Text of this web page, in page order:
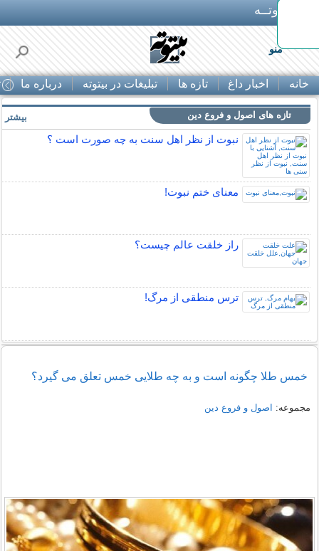
بـیتوتــه
منو
خانه اخبار داغ تازه ها تبلیغات در بیتوته درباره ما
تازه های اصول و فروع دین
نبوت از نظر اهل سنت به چه صورت است ؟
معنای ختم نبوت!
راز خلقت عالم چيست؟
ترس منطقی از مرگ!
بیشتر
خمس طلا چگونه است و به چه طلایی خمس تعلق می گیرد؟
مجموعه: اصول و فروع دین